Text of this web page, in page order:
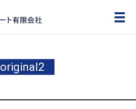
メ
original2